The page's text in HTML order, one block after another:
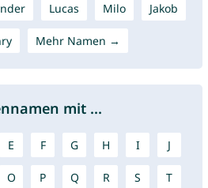
Lucas Milo Jakob
Mehr Namen →
mit ...
E F G H I J
O P Q R S T